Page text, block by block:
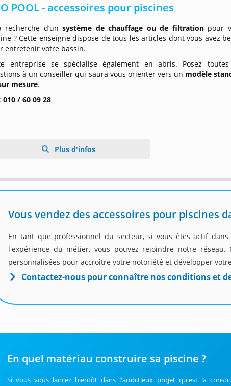
POOL - accessoires pour piscines
recherche d’unsystème de chauffage ou de filtrationpour
? Cette enseigne dispose de tous les articles dont vous avez
entretenir votre bassin.
entreprise se spécialise également en abris. Posez toutes
à un conseiller qui saura vous orienter vers un modèle
mesure.
010 / 60 09 28
Plus d'infos
Vous vendez des accessoires pour piscines
En tant que professionnel du secteur, si vous êtes actif
l'expérience du métier, vous pouvez rejoindre notre
personnalisées pour accroître votre notoriété et développer
Contactez-nous pour connaître nos conditions et
En quel matériau construire sa piscine ?
Si vous vous lancez bientôt dans l'ambitieux projet qu'est la